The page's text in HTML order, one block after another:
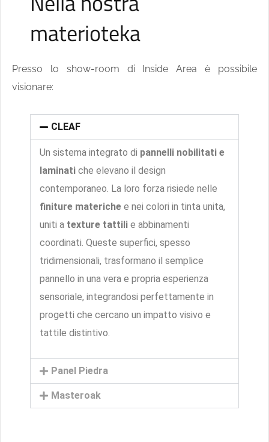
materioteka
Presso lo show-room di Inside Area è possibile
visionare:
CLEAF
Un sistema integrato di pannelli nobilitati e
laminati che elevano il design
contemporaneo. La loro forza risiede nelle
finiture materiche e nei colori in tinta unita,
uniti a texture tattili e abbinamenti
coordinati. Queste superfici, spesso
tridimensionali, trasformano il semplice
pannello in una vera e propria esperienza
sensoriale, integrandosi perfettamente in
progetti che cercano un impatto visivo e
tattile distintivo.
Panel Piedra
Masteroak